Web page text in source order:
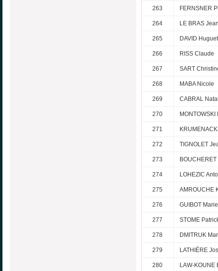
263 FERNSNER
264 LE BRAS
265 DAVID
266 RISS Claude
267 SART
268 MABA Nicole
269 CABRAL
270
271
272 TIGNOLET
273
274 LOHEZIC
275 AMROUCHE
276 GUIBOT
277 STOME
278 DMITRUK
279 LATHIÈRE
280 LAW-KOUNE